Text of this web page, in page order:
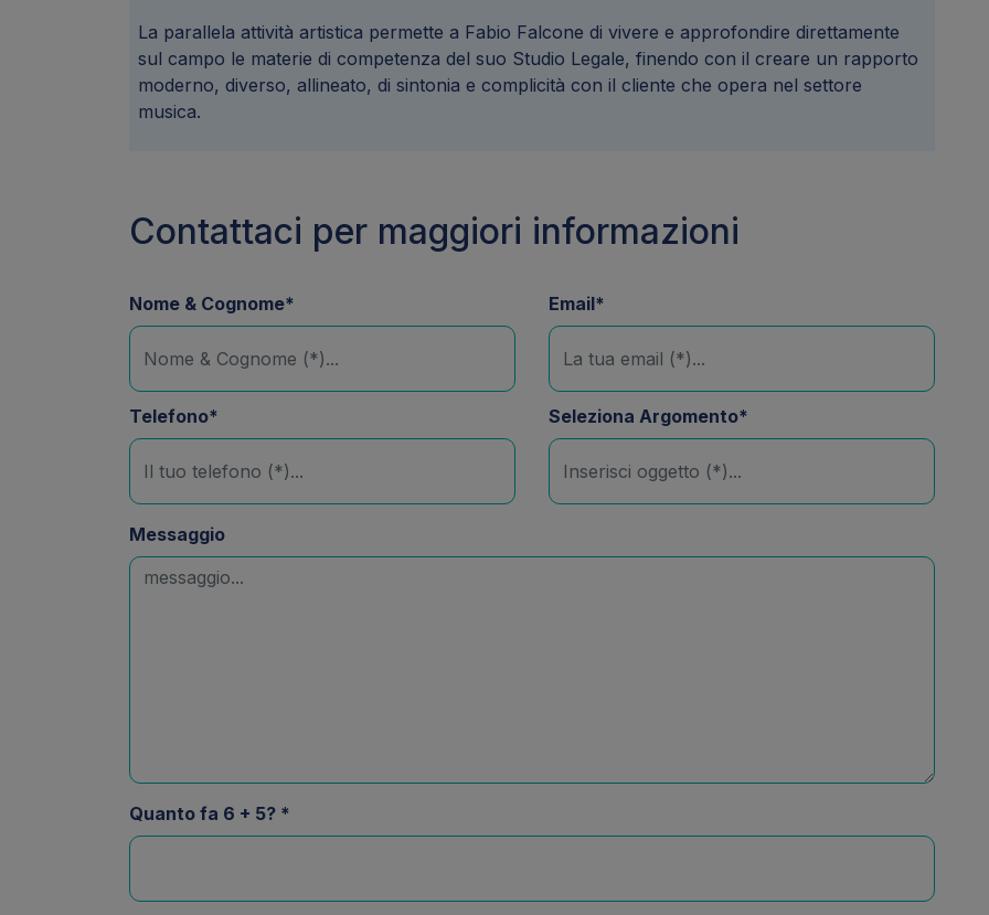
La parallela attività artistica permette a Fabio Falcone di vivere e approfondire direttamente
sul campo le materie di competenza del suo Studio Legale, finendo con il creare un rapporto
moderno, diverso, allineato, di sintonia e complicità con il cliente che opera nel settore
musica.
Contattaci per maggiori informazioni
Nome & Cognome* Email*
Telefono* Seleziona Argomento*
Messaggio
Quanto fa 6 + 5? *